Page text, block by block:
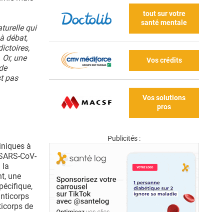
qui
débat,
une
pas
à
CoV-
la
une
de
tout sur votre
santé mentale
Vos crédits
Vos solutions
pros
Publicités :